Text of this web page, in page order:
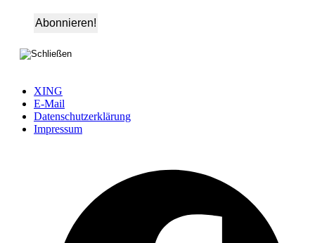
XING
E-Mail
Datenschutzerklärung
Impressum